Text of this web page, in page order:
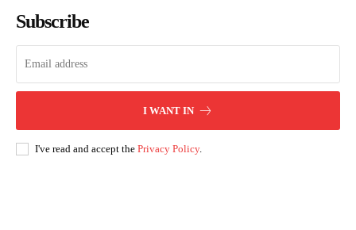
Subscribe
I WANT IN
I've read and accept the Privacy Policy.